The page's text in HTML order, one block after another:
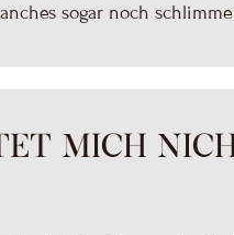
sogar noch
mich